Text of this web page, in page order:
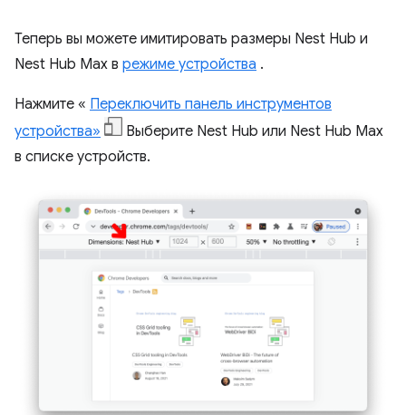
Теперь вы можете имитировать размеры Nest Hub и
Nest Hub Max в режиме устройства .
Нажмите « Переключить панель инструментов
устройства»
Выберите Nest Hub или Nest Hub Max
в списке устройств.